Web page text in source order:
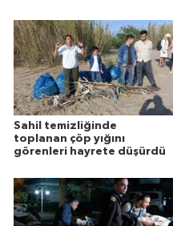
Sahil temizliğinde
toplanan çöp yığını
görenleri hayrete düşürdü